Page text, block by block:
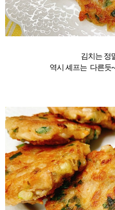
김치는 정
역시 셰프는 다른듯